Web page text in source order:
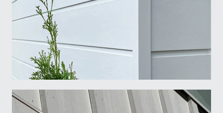
5/8" Aspyre Artisan Collection trims - Moulures de la Collection...
Francais
Architect
Builder Retailer Other